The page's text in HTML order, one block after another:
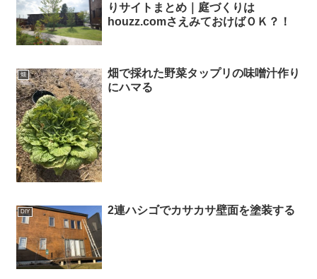
りサイトまとめ｜庭づくりは
houzz.comさえみておけばＯＫ？！
畑
畑で採れた野菜タップリの味噌汁作り
にハマる
DIY 2連ハシゴでカサカサ壁面を塗装する